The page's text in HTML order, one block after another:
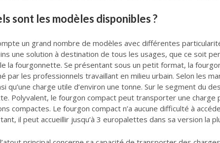
sont les modèles disponibles ?
un grand nombre de modèles avec différentes
une solution à destination de tous les usages, que ce soit
la fourgonnette. Se présentant sous un petit format, la
par les professionnels travaillant en milieu urbain. Selon les
qu’une charge utile d’environ une tonne. Sur le segment du
Polyvalent, le fourgon compact peut transporter une
compactes. Le fourgon compact n’a aucune difficulté à
il peut accueillir jusqu’à 3 europalettes dans sa version la